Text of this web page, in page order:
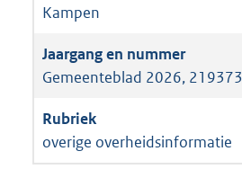
Kampen
Gemeenteblad 2026, 219373
overige overheidsinformatie